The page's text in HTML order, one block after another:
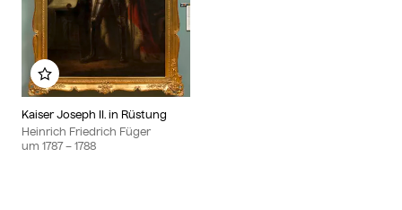
Kaiser Joseph II. in Rüstung
Heinrich Friedrich Füger
um 1787– 1788
Zu meinem Album hinzufügen